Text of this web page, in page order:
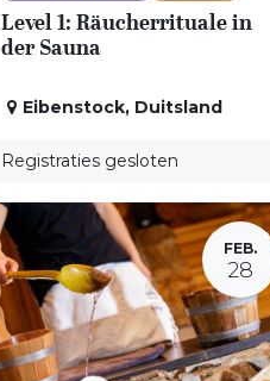
Level 1: Räucherrituale in
der Sauna
Eibenstock, Duitsland
Registraties gesloten
FEB.
28